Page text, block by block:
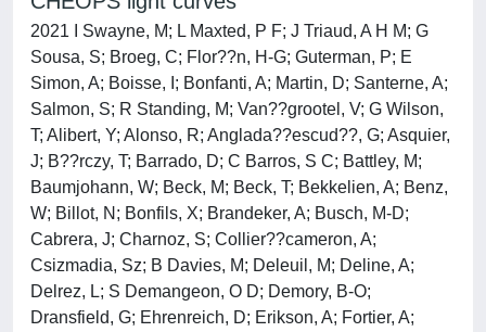
2021 I Swayne, M; L Maxted, P F; J Triaud, A H M; G
Sousa, S; Broeg, C; Flor??n, H-G; Guterman, P; E
Simon, A; Boisse, I; Bonfanti, A; Martin, D; Santerne, A;
Salmon, S; R Standing, M; Van??grootel, V; G Wilson,
T; Alibert, Y; Alonso, R; Anglada??escud??, G; Asquier,
J; B??rczy, T; Barrado, D; C Barros, S C; Battley, M;
Baumjohann, W; Beck, M; Beck, T; Bekkelien, A; Benz,
W; Billot, N; Bonfils, X; Brandeker, A; Busch, M-D;
Cabrera, J; Charnoz, S; Collier??cameron, A;
Csizmadia, Sz; B Davies, M; Deleuil, M; Deline, A;
Delrez, L; S Demangeon, O D; Demory, B-O;
Dransfield, G; Ehrenreich, D; Erikson, A; Fortier, A;